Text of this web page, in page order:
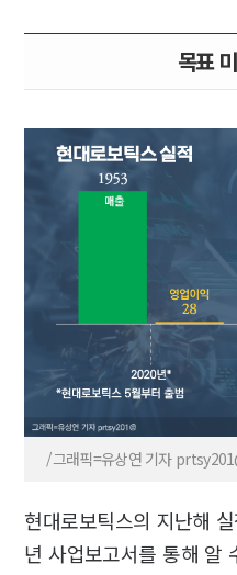
목표
/그래픽=유상연 기자
현대로보틱스의 지난해
년 사업보고서를 통해 알